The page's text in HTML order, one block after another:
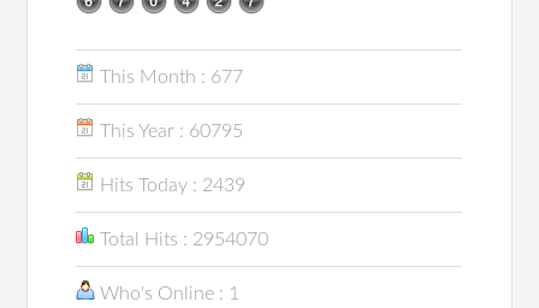
This Month : 677
This Year : 60795
Hits Today : 2439
Total Hits : 2954070
Who's Online : 1